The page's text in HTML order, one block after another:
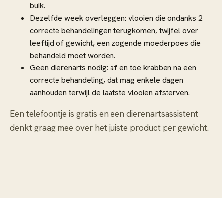
buik.
Dezelfde week overleggen: vlooien die ondanks 2
correcte behandelingen terugkomen, twijfel over
leeftijd of gewicht, een zogende moederpoes die
behandeld moet worden.
Geen dierenarts nodig: af en toe krabben na een
correcte behandeling, dat mag enkele dagen
aanhouden terwijl de laatste vlooien afsterven.
Een telefoontje is gratis en een dierenartsassistent
denkt graag mee over het juiste product per gewicht.